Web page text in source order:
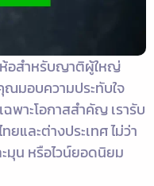
อสำหรับญาติผู้ใหญ่
มอบความประทับใจ
าะโอกาสสำคัญ เรารับ
และต่างประเทศ ไม่ว่า
มุน หรือไวน์ยอดนิยม